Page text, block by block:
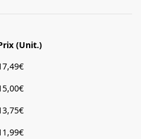
(Unit.)
€
€
€
€